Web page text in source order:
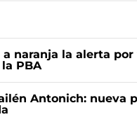
naranja la alerta
PBA
Antonich: nueva